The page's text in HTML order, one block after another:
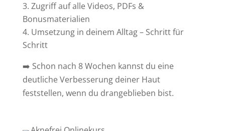
Zugriff auf alle Videos, PDFs &
Bonusmaterialien
Umsetzung in deinem Alltag – Schritt für
Schritt
➡️ Schon nach 8 Wochen kannst du eine
deutliche Verbesserung deiner Haut
feststellen, wenn du drangeblieben bist.